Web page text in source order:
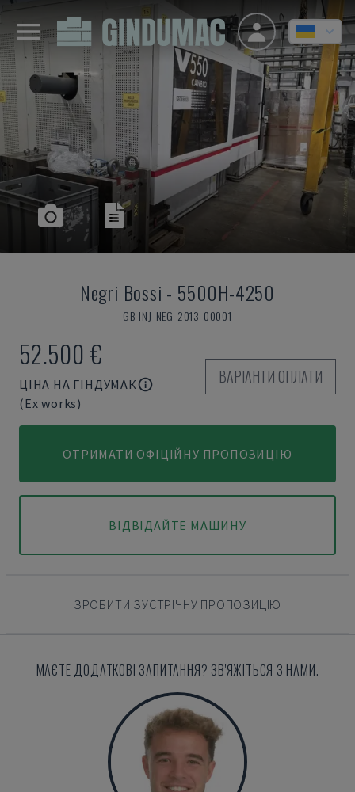
Negri Bossi - 5500H-4250
GB-INJ-NEG-2013-00001
52.500 €
ЦІНА НА ГІНДУМАК
(Ex works)
ВАРІАНТИ ОПЛАТИ
ОТРИМАТИ ОФІЦІЙНУ ПРОПОЗИЦІЮ
ВІДВІДАЙТЕ МАШИНУ
ЗРОБИТИ ЗУСТРІЧНУ ПРОПОЗИЦІЮ
МАЄТЕ ДОДАТКОВІ ЗАПИТАННЯ? ЗВ'ЯЖІТЬСЯ З НАМИ.